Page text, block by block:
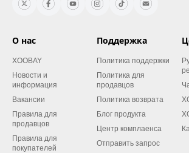
О нас
XOOBAY
Новости и
информация
Вакансии
Правила для
продавцов
Правила для
покупателей
Поддержка
Политика поддержки
Политика для
продавцов
Политика возврата
Блог продукта
Центр комплаенса
Отправить запрос